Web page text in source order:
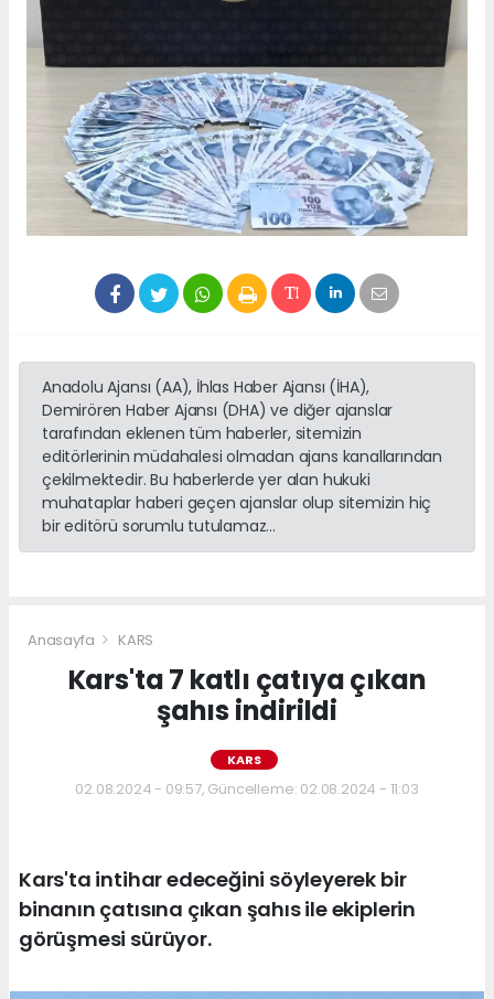
Anadolu Ajansı (AA), İhlas Haber Ajansı (İHA),
Demirören Haber Ajansı (DHA) ve diğer ajanslar
tarafından eklenen tüm haberler, sitemizin
editörlerinin müdahalesi olmadan ajans kanallarından
çekilmektedir. Bu haberlerde yer alan hukuki
muhataplar haberi geçen ajanslar olup sitemizin hiç
bir editörü sorumlu tutulamaz...
Anasayfa KARS
Kars'ta 7 katlı çatıya çıkan
şahıs indirildi
KARS
02.08.2024 - 09:57, Güncelleme: 02.08.2024 - 11:03
Kars'ta intihar edeceğini söyleyerek bir
binanın çatısına çıkan şahıs ile ekiplerin
görüşmesi sürüyor.